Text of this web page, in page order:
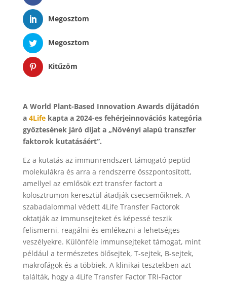
Megosztom
Megosztom
Kitűzöm
A World Plant-Based Innovation Awards díjátadón
a 4Lifekapta a 2024-es fehérjeinnovációs kategória
győztesének járó díjat a „Növényi alapú transzfer
faktorok kutatásáért”.
Ez a kutatás az immunrendszert támogató peptid
molekulákra és arra a rendszerre összpontosított,
amellyel az emlősök ezt transfer factort a
kolosztrumon keresztül átadják csecsemőiknek. A
szabadalommal védett 4Life Transfer Factorok
oktatják az immunsejteket és képessé teszik
felismerni, reagálni és emlékezni a lehetséges
veszélyekre. Különféle immunsejteket támogat, mint
például a természetes ölősejtek, T-sejtek, B-sejtek,
makrofágok és a többiek. A klinikai tesztekben azt
találták, hogy a 4Life Transfer Factor TRI-Factor